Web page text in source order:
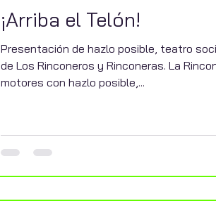
¡Arriba el Telón!
Presentación de hazlo posible, teatro
de Los Rinconeros y Rinconeras. La
motores con hazlo posible,...